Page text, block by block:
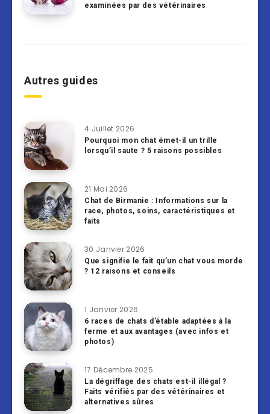
examinées par des vétérinaires
Autres guides
4 Juillet 2026
Pourquoi mon chat émet-il un trille
lorsqu’il saute ? 5 raisons possibles
21 Mai 2026
Chat de Birmanie : Informations sur la
race, photos, soins, caractéristiques et
faits
30 Janvier 2026
Que signifie le fait qu’un chat vous morde
? 12 raisons et conseils
1 Janvier 2026
6 races de chats d’étable adaptées à la
ferme et aux avantages (avec infos et
photos)
17 Décembre 2025
La dégriffage des chats est-il illégal ?
Faits vérifiés par des vétérinaires et
alternatives sûres